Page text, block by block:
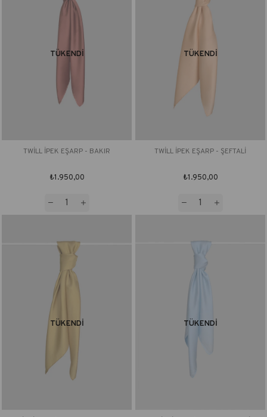
TÜKENDI
TWİLL İPEK EŞARP - BAKIR
₺1.950,00
TÜKENDI
TWİLL İPEK EŞARP - ŞEFTALİ
₺1.950,00
TÜKENDI TÜKENDI